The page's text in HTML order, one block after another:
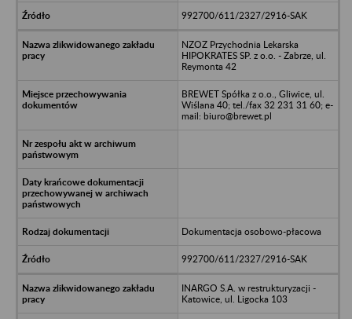
992700/611/2327/2916-SAK
NZOZ Przychodnia Lekarska
HIPOKRATES SP. z o.o. - Zabrze, ul.
Reymonta 42
BREWET Spółka z o.o., Gliwice, ul.
Wiślana 40; tel./fax 32 231 31 60; e-
mail: biuro@brewet.pl
Dokumentacja osobowo-płacowa
992700/611/2327/2916-SAK
INARGO S.A. w restrukturyzacji -
Katowice, ul. Ligocka 103